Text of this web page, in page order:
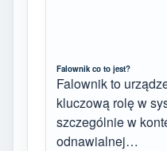
Falownik co to jest?
Falownik to
kluczową rolę w
szczególnie w
odnawialnej…